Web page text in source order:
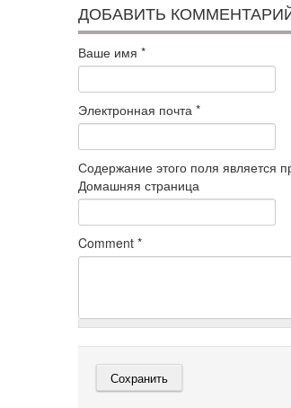
ДОБАВИТЬ
Ваше имя *
Электронная почта *
Содержание этого поля является
Домашняя страница
Comment *